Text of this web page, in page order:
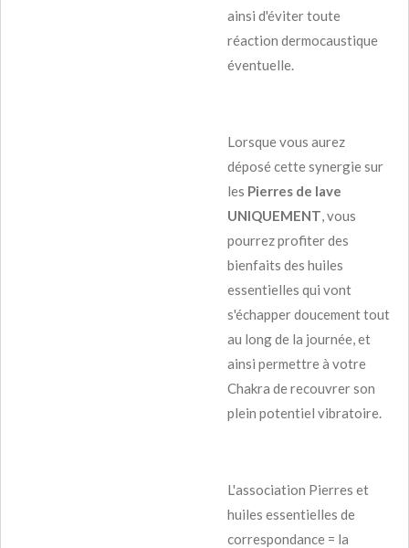
ainsi d'éviter toute
réaction dermocaustique
éventuelle.
Lorsque vous aurez
déposé cette synergie sur
les Pierres de lave
UNIQUEMENT, vous
pourrez profiter des
bienfaits des huiles
essentielles qui vont
s'échapper doucement tout
au long de la journée, et
ainsi permettre à votre
Chakra de recouvrer son
plein potentiel vibratoire.
L'association Pierres et
huiles essentielles de
correspondance = la